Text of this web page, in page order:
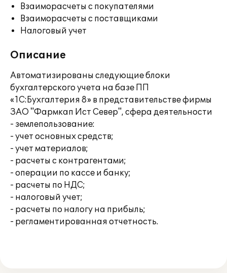
Взаиморасчеты с покупателями
Взаиморасчеты с поставщиками
Налоговый учет
Описание
Автоматизированы следующие блоки
бухгалтерского учета на базе ПП
«1С:Бухгалтерия 8» в представительстве фирмы
ЗАО "Фармкап Ист Север", сфера деятельности
- землепользование:
- учет основных средств;
- учет материалов;
- расчеты с контрагентами;
- операции по кассе и банку;
- расчеты по НДС;
- налоговый учет;
- расчеты по налогу на прибыль;
- регламентированная отчетность.